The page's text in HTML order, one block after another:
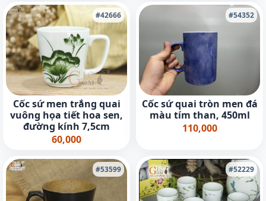
#42666
Cốc sứ men trắng quai
vuông họa tiết hoa sen,
đường kính 7,5cm
60,000
#54352
Cốc sứ quai tròn men đá
màu tím than, 450ml
110,000
#53599 #52229